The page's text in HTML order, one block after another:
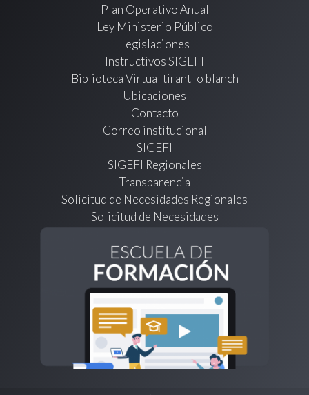
Plan Operativo Anual
Ley Ministerio Público
Legislaciones
Instructivos SIGEFI
Biblioteca Virtual tirant lo blanch
Ubicaciones
Contacto
Correo institucional
SIGEFI
SIGEFI Regionales
Transparencia
Solicitud de Necesidades Regionales
Solicitud de Necesidades